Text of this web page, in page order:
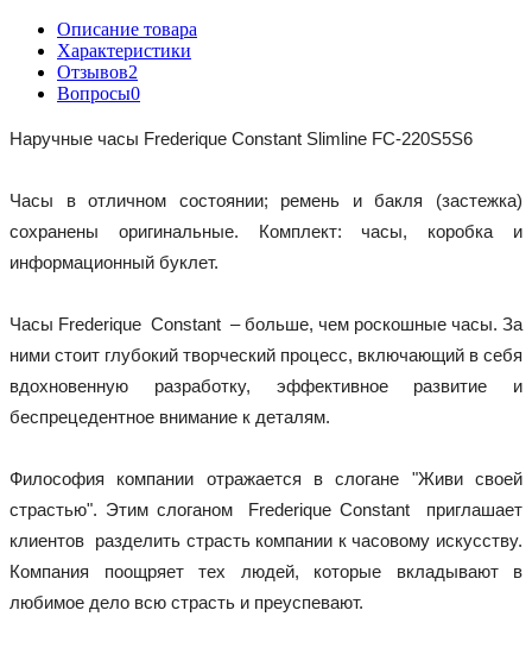
Описание товара
Характеристики
Отзывов2
Вопросы0
Наручные часы Frederique Constant Slimline FC-220S5S6
Часы в отличном состоянии; ремень и бакля (застежка)
сохранены оригинальные. Комплект: часы, коробка и
информационный буклет.
Часы Frederique  Constant  – больше, чем роскошные часы. За
ними стоит глубокий творческий процесс, включающий в себя
вдохновенную разработку, эффективное развитие и
беспрецедентное внимание к деталям.
Философия компании отражается в слогане "Живи своей
страстью". Этим слоганом  Frederique Constant  приглашает
клиентов  разделить страсть компании к часовому искусству.
Компания поощряет тех людей, которые вкладывают в
любимое дело всю страсть и преуспевают.